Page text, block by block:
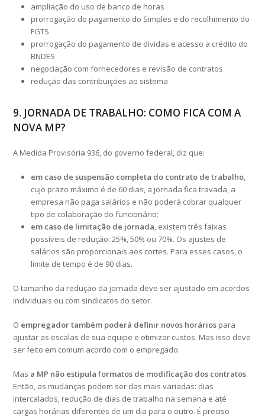
ampliação do uso de banco de horas
prorrogação do pagamento do Simples e do recolhimento do
FGTS
prorrogação do pagamento de dívidas e acesso a crédito do
BNDES
negociação com fornecedores e revisão de contratos
redução das contribuições ao sistema
9. JORNADA DE TRABALHO: COMO FICA COM A
NOVA MP?
A Medida Provisória 936, do governo federal, diz que:
em caso de suspensão completa do contrato de trabalho,
cujo prazo máximo é de 60 dias, a jornada fica travada, a
empresa não paga salários e não poderá cobrar qualquer
tipo de colaboração do funcionário;
em caso de limitação de jornada, existem três faixas
possíveis de redução: 25%, 50% ou 70%. Os ajustes de
salários são proporcionais aos cortes. Para esses casos, o
limite de tempo é de 90 dias.
O tamanho da redução da jornada deve ser ajustado em acordos
individuais ou com sindicatos do setor.
O empregador também poderá definir novos horários para
ajustar as escalas de sua equipe e otimizar custos. Mas isso deve
ser feito em comum acordo com o empregado.
Mas a MP não estipula formatos de modificação dos contratos.
Então, as mudanças podem ser das mais variadas: dias
intercalados, redução de dias de trabalho na semana e até
cargas horárias diferentes de um dia para o outro. É preciso